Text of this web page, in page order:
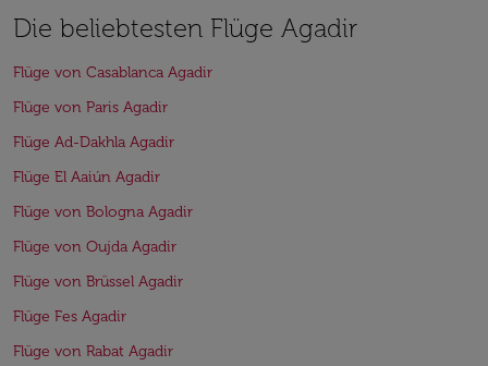
Die beliebtesten Flüge Agadir
Flüge von Casablanca Agadir
Flüge von Paris Agadir
Flüge Ad-Dakhla Agadir
Flüge El Aaiún Agadir
Flüge von Bologna Agadir
Flüge von Oujda Agadir
Flüge von Brüssel Agadir
Flüge Fes Agadir
Flüge von Rabat Agadir